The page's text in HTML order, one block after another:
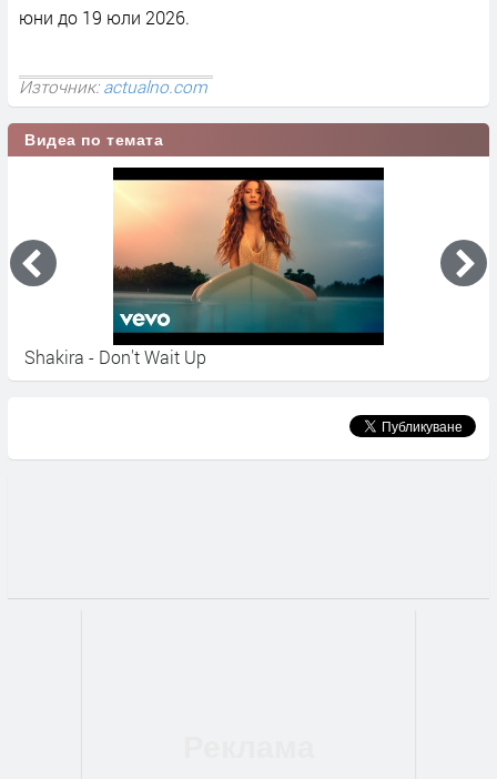
юни до 19 юли 2026.
Източник: actualno.com
Видеа по темата
Shakira - Don't Wait Up